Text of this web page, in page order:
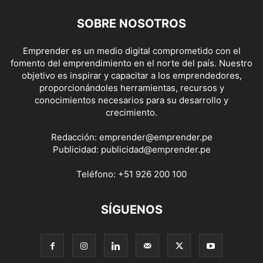
SOBRE NOSOTROS
Emprender es un medio digital comprometido con el
fomento del emprendimiento en el norte del país. Nuestro
objetivo es inspirar y capacitar a los emprendedores,
proporcionándoles herramientas, recursos y
conocimientos necesarios para su desarrollo y
crecimiento.
Redacción: emprender@emprender.pe
Publicidad: publicidad@emprender.pe
Teléfono: +51 926 200 100
SÍGUENOS